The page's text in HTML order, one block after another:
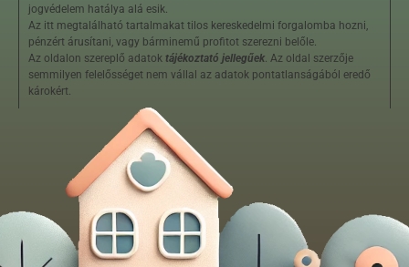
jogvédelem hatálya alá esik.
Az itt megtalálható tartalmakat tilos kereskedelmi forgalomba hozni,
pénzért árusítani, vagy bárminemű profitot szerezni belőle.
Az oldalon szereplő adatok tájékoztató jellegűek. Az oldal szerzője
semmilyen felelősséget nem vállal az adatok pontatlanságából eredő
károkért.